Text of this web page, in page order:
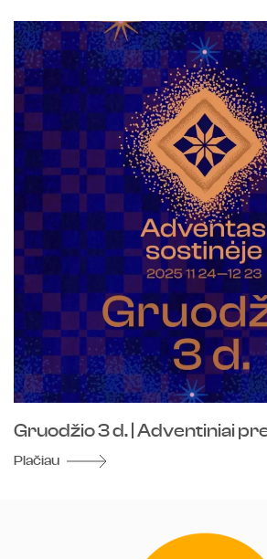
Gruodžio 3 d. | Adventiniai
Plačiau